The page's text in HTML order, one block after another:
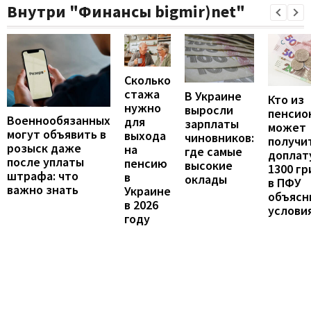
Внутри "Финансы bigmir)net"
Военнообязанных
могут объявить в
розыск даже
после уплаты
штрафа: что
важно знать
Сколько
стажа
нужно
для
выхода
на
пенсию
в
Украине
в 2026
году
В Украине
выросли
зарплаты
чиновников:
где самые
высокие
оклады
Кто из
может
1300
в ПФУ